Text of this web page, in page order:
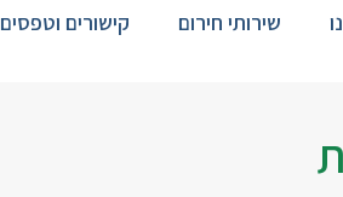
שירותי חירום קישורים וטפסים